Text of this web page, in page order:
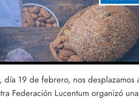
día 19 de febrero, nos
Federación Lucentum organizó